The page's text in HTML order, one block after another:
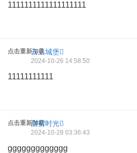
1111111111111111111
点击重新加载云上城堡
2024-10-26 14:58:50
11111111111
点击重新加载甜蜜时光
2024-10-28 03:36:43
ggggggggggggg